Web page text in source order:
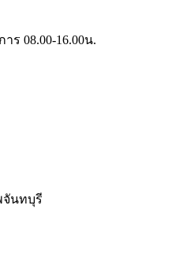
ร 08.00-16.00น.
จันทบุรี